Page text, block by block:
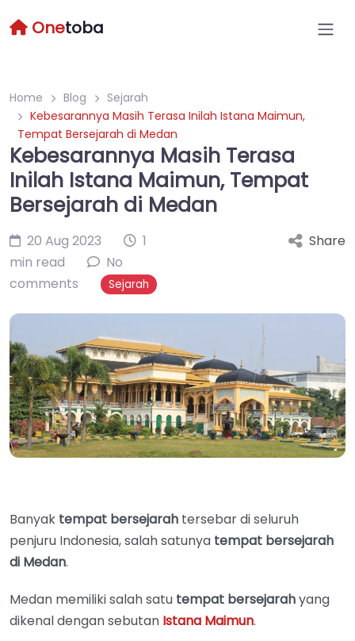
Onetoba
Home Blog
Sejarah
Kebesarannya Masih Terasa Inilah Istana Maimun,
Tempat Bersejarah di Medan
Kebesarannya Masih Terasa
Inilah Istana Maimun, Tempat
Bersejarah di Medan
20 Aug 2023
1
min read
No
comments
Sejarah
Share
Banyak tempat bersejarah tersebar di seluruh
penjuru Indonesia, salah satunya tempat bersejarah
di Medan.
Medan memiliki salah satu tempat bersejarahyang
dikenal dengan sebutan Istana Maimun.